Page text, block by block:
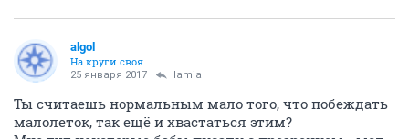
аlgоl
На круги своя
25 января 2017 lamia
Ты считаешь нормальным мало того, что побеждать
малолеток, так ещё и хвастаться этим?